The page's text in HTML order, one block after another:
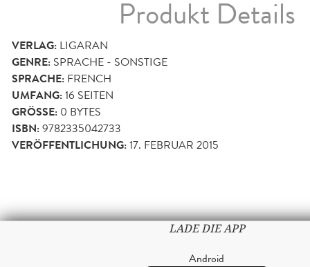
Produkt Details
VERLAG: LIGARAN
GENRE: SPRACHE - SONSTIGE
SPRACHE: FRENCH
UMFANG:16 SEITEN
GRÖSSE: 0 BYTES
ISBN:9782335042733
VERÖFFENTLICHUNG:17. FEBRUAR 2015
LADE DIE APP
Android